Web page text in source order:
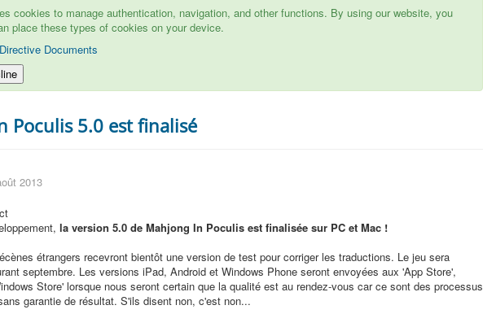
cookies to manage authentication, navigation, and other functions. By using our website, you
place these types of cookies on your device.
Documents
Poculis 5.0 est finalisé
2013
la version 5.0 de Mahjong In Poculis est finalisée sur PC et Mac !
étrangers recevront bientôt une version de test pour corriger les traductions. Le jeu sera
septembre. Les versions iPad, Android et Windows Phone seront envoyées aux 'App Store',
Store' lorsque nous seront certain que la qualité est au rendez-vous car ce sont des processus
garantie de résultat. S'ils disent non, c'est non...